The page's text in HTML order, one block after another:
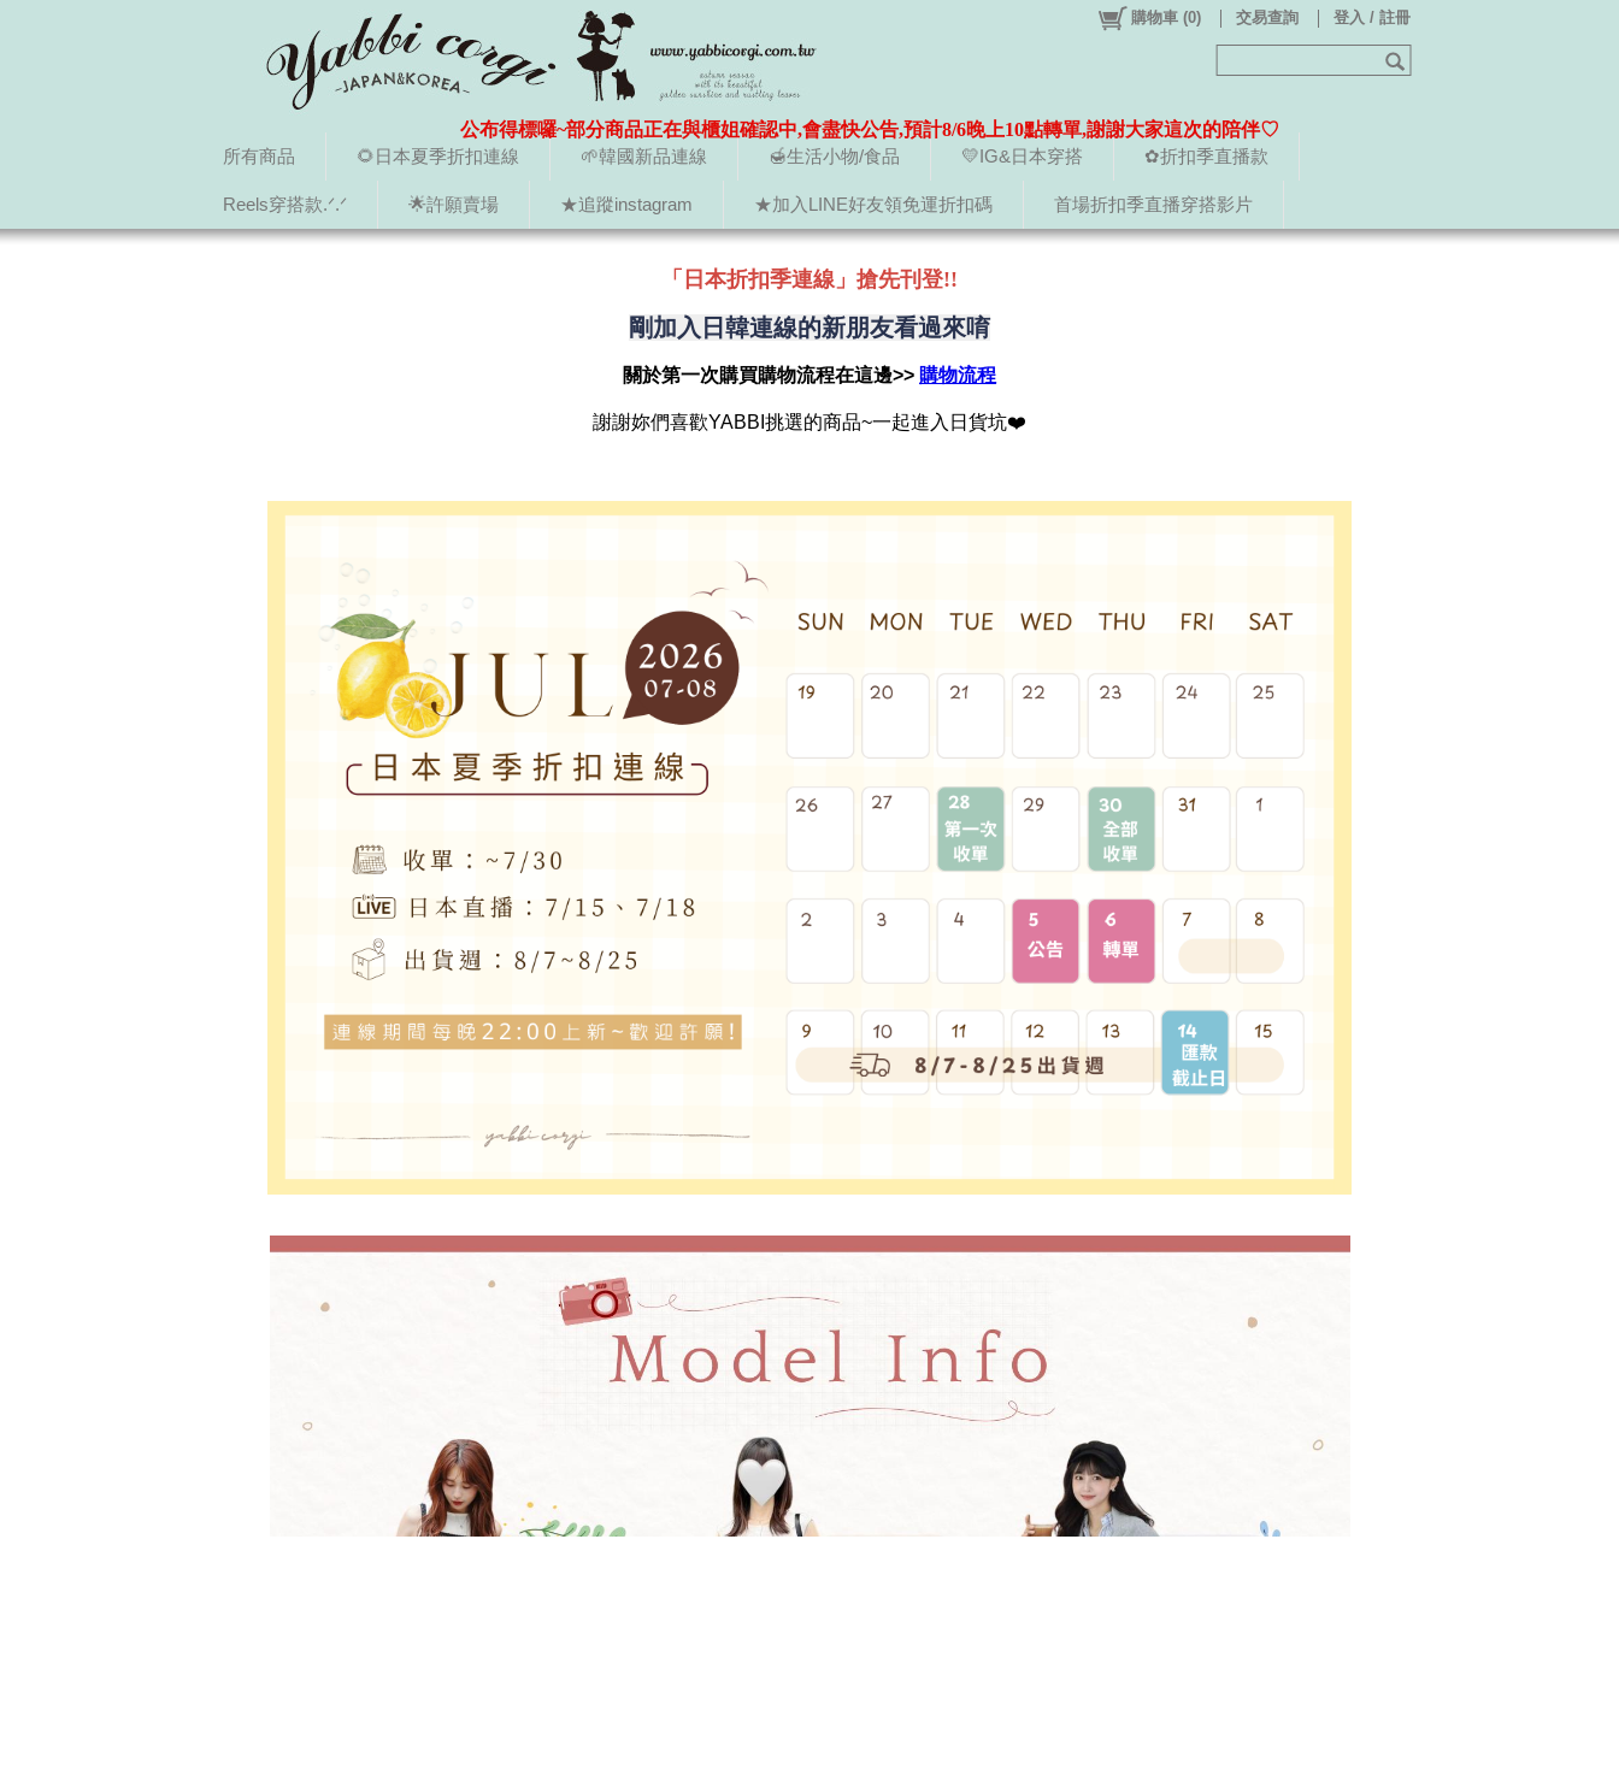
所有商品 🌻日本夏季折扣連線 🌱韓國新品連線 🍯生活小物/食品 💛IG&日本穿搭 ✿折扣季直播款
Reels穿搭款.ᐟ.ᐟ 🌟許願賣場 ★追蹤instagram ★加入LINE好友領免運折扣碼 首場折扣季直播穿搭影片
購物車 (0) 交易查詢 登入 / 註冊
公布得標囉~部分商品正在與櫃姐確認中,會盡快公告,預計8/6晚上10點轉單,謝謝大家這次的陪伴♡